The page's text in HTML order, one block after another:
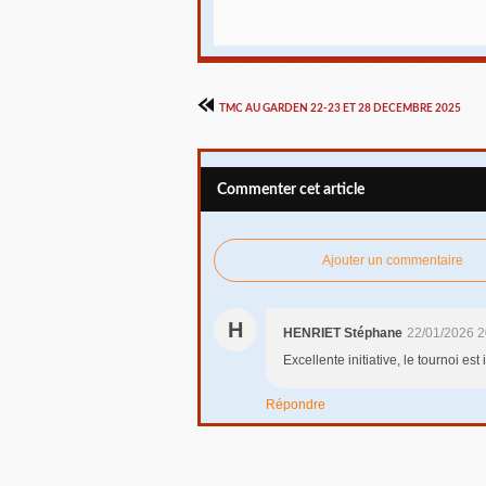
TMC AU GARDEN 22-23 ET 28 DECEMBRE 2025
Commenter cet article
Ajouter un commentaire
H HENRIET Stéphane 22/01/2026
Excellente initiative, le tournoi est
Répondre